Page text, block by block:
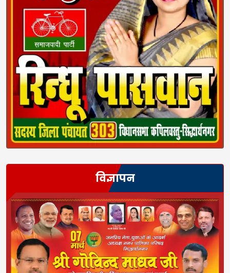
विज्ञापन